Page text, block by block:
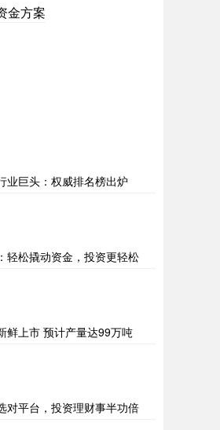
金方案
业巨头：权威排名榜出炉
轻松撬动资金，投资更轻松
鲜上市 预计产量达99万吨
对平台，投资理财事半功倍